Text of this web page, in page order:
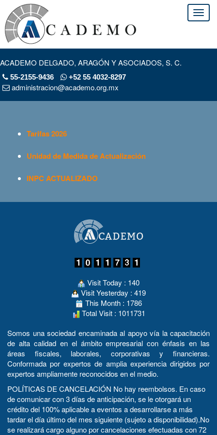
ACADEMO DELGADO, ARAGÓN Y ASOCIADOS, S. C.
55-2155-9436 +52 55 4032-8297
administracion@academo.org.mx
Tarifas 2026
Unidad de Medida de Actualización
INPC ACTUALIZADO
Visit Today : 140
Visit Yesterday : 419
This Month : 1786
Total Visit : 1011731
Somos una sociedad encaminada al apoyo vía la capacitación
de alta calidad en el ámbito empresarial con énfasis en las
áreas fiscales, laborales, corporativas y financieras.
Conformada por expertos de amplia experiencia dirigidos por
expertos ampliamente reconocidos en el medio.
POLÍTICAS DE CANCELACIÓN No hay reembolsos. En caso
de comunicar con 3 días de anticipación, se le otorgará un
crédito del 100% aplicable a eventos a desarrollarse a más
tardar el día último del mes siguiente (sujeto a disponibilidad).No
se realizará cargo alguno por cancelaciones efectuadas con 72